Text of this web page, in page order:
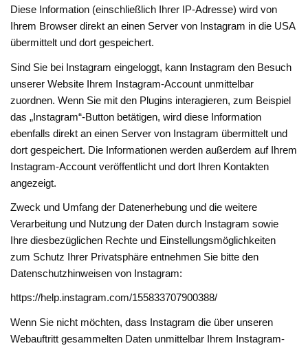
Diese Information (einschließlich Ihrer IP-Adresse) wird von
Ihrem Browser direkt an einen Server von Instagram in die USA
übermittelt und dort gespeichert.
Sind Sie bei Instagram eingeloggt, kann Instagram den Besuch
unserer Website Ihrem Instagram-Account unmittelbar
zuordnen. Wenn Sie mit den Plugins interagieren, zum Beispiel
das „Instagram“-Button betätigen, wird diese Information
ebenfalls direkt an einen Server von Instagram übermittelt und
dort gespeichert. Die Informationen werden außerdem auf Ihrem
Instagram-Account veröffentlicht und dort Ihren Kontakten
angezeigt.
Zweck und Umfang der Datenerhebung und die weitere
Verarbeitung und Nutzung der Daten durch Instagram sowie
Ihre diesbezüglichen Rechte und Einstellungsmöglichkeiten
zum Schutz Ihrer Privatsphäre entnehmen Sie bitte den
Datenschutzhinweisen von Instagram:
https://help.instagram.com/155833707900388/
Wenn Sie nicht möchten, dass Instagram die über unseren
Webauftritt gesammelten Daten unmittelbar Ihrem Instagram-